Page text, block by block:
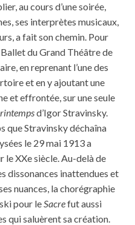
au cours d’une soirée,
ses interprètes musicaux,
a fait son chemin. Pour
du Grand Théâtre de
en reprenant l’une des
et en y ajoutant une
et effrontée, sur une seule
d’Igor Stravinsky.
que Stravinsky déchaîna
le 29 mai 1913 a
le XXe siècle. Au-delà de
dissonances inattendues et
nuances, la chorégraphie
pour leSacrefut aussi
qui saluèrent sa création.